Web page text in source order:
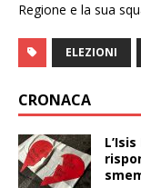
Regione e la sua
ELEZIONI
CRONACA